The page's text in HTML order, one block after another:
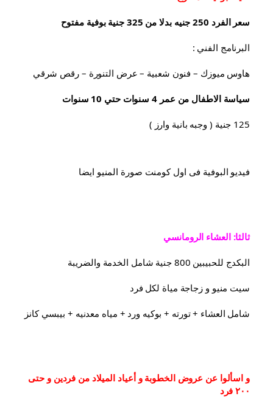
سعر الفرد 250 جنيه بدلا من 325 جنية بوفية مفتوح
البرنامج الفني :
هاوس ميوزك – فنون شعبية – عرض التنورة – رقص شرقي
سياسة الاطفال من عمر 4 سنوات حتي 10 سنوات
125 جنية ( وجبه بانية وارز )
فيديو البوفية فى اول كومنت صورة المنيو ايضا
ثالثا: العشاء الرومانسي
البكدج للحبيبين 800 جنية شامل الخدمة والضريبة
سيت منيو و زجاجة مياة لكل فرد
شامل العشاء⁦⁩ + تورته + بوكيه ورد + مياه معدنيه + بيبسي كانز
٢٠٠ فرد